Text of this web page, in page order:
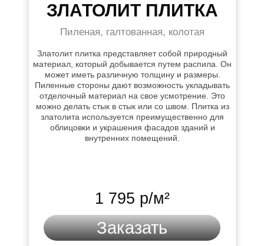
Заказать
1 795 р/м²
Пиленая, галтованная, колотая
Златолит плитка представляет собой природный
материал, который добывается путем распила. Он
может иметь различную толщину и размеры.
Пиленные стороны дают возможность укладывать
отделочный материал на свое усмотрение. Это
можно делать стык в стык или со швом. Плитка из
златолита используется преимущественно для
облицовки и украшения фасадов зданий и
внутренних помещений.
ЗЛАТОЛИТ ПЛИТКА